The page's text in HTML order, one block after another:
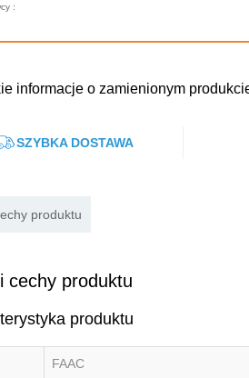
:
informacje o zamienionym
SZYBKA DOSTAWA
produktu
cechy produktu
produktu
FAAC